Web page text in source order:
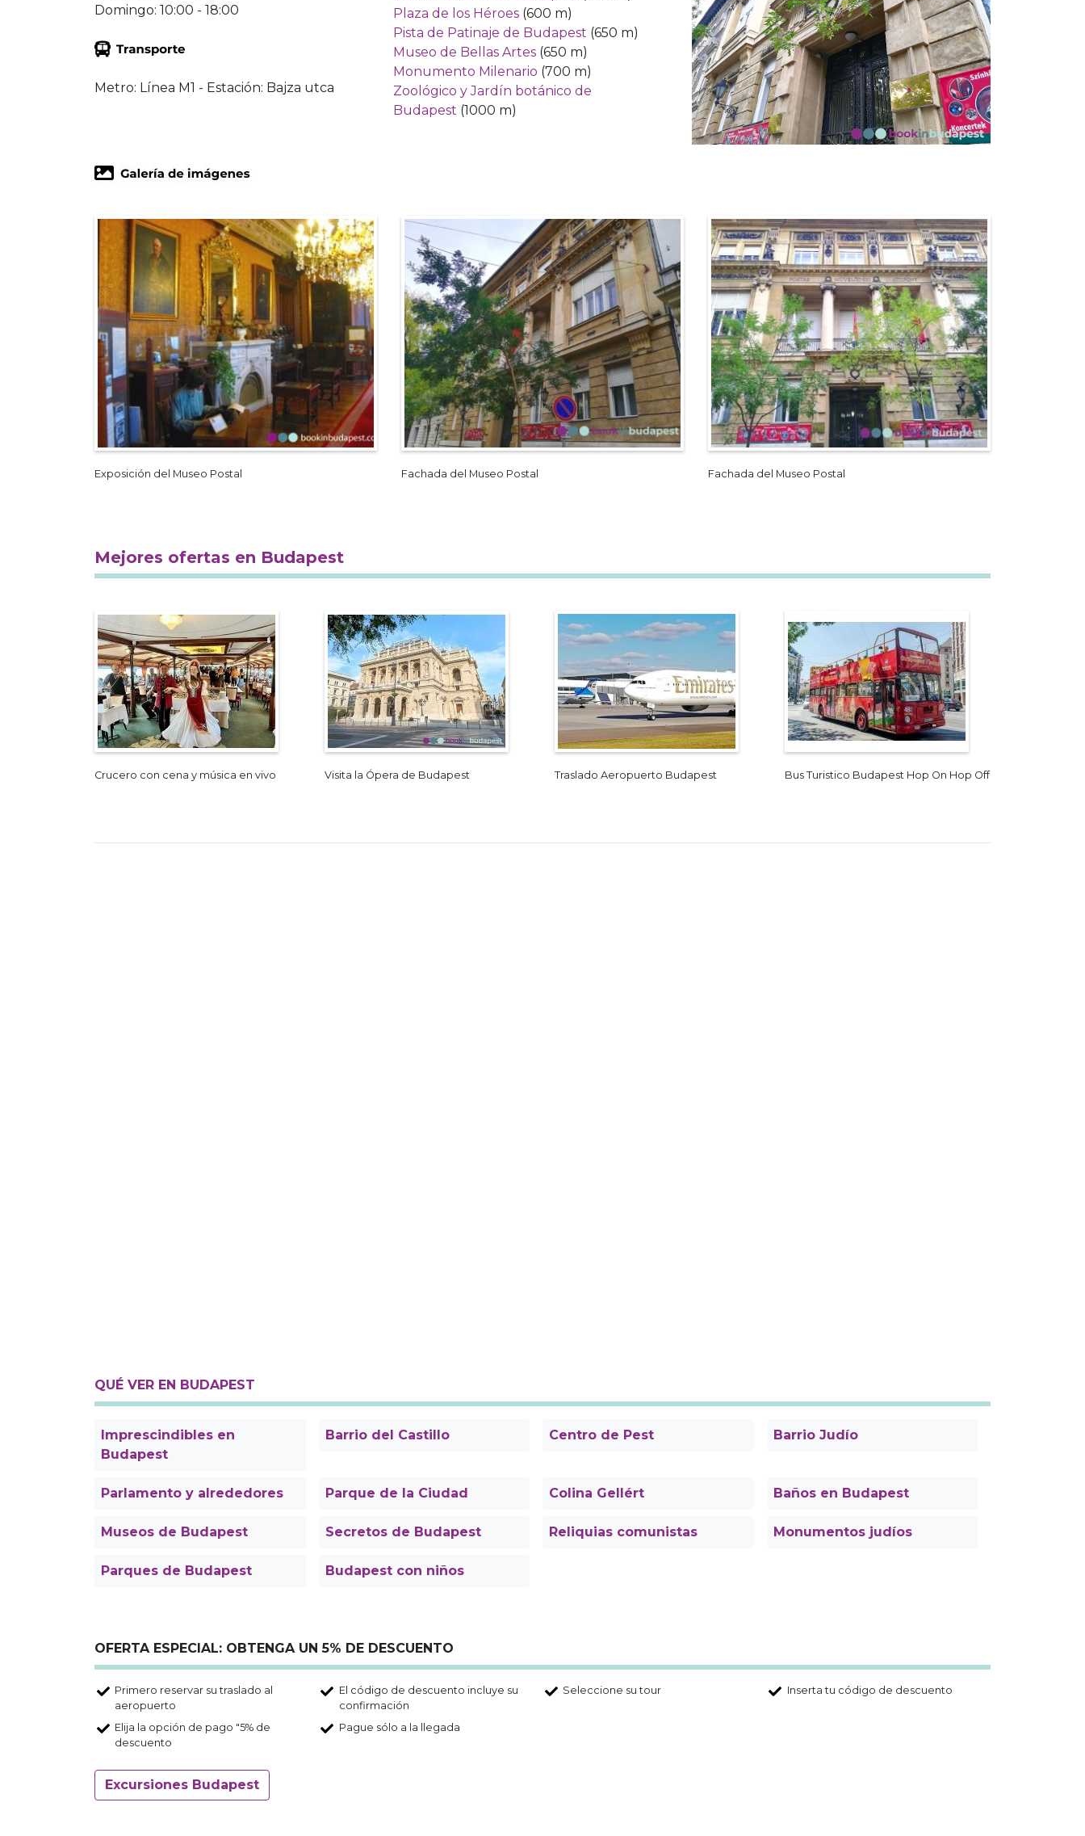
Domingo: 10:00 - 18:00
Metro: Línea M1 - Estación: Bajza utca
Plaza de los Héroes (600 m)
Pista de Patinaje de Budapest (650 m)
Museo de Bellas Artes (650 m)
Monumento Milenario (700 m)
Zoológico y Jardín botánico de
Budapest (1000 m)
Exposición del Museo Postal Fachada del Museo Postal Fachada del Museo Postal
Mejores ofertas en Budapest
Crucero con cena y música en vivo Visita la Ópera de Budapest Traslado Aeropuerto Budapest Bus Turistico Budapest Hop On Hop Off
QUÉ VER EN BUDAPEST
Imprescindibles en
Budapest
Barrio del Castillo Centro de Pest Barrio Judío
Parlamento y alrededores Parque de la Ciudad Colina Gellért Baños en Budapest
Museos de Budapest Secretos de Budapest Reliquias comunistas Monumentos judíos
Parques de Budapest Budapest con niños
OFERTA ESPECIAL: OBTENGA UN 5% DE DESCUENTO
Primero reservar su traslado al
aeropuerto
El código de descuento incluye su
confirmación
Seleccione su tour Inserta tu código de descuento
Elija la opción de pago "5% de
descuento
Pague sólo a la llegada
Excursiones Budapest